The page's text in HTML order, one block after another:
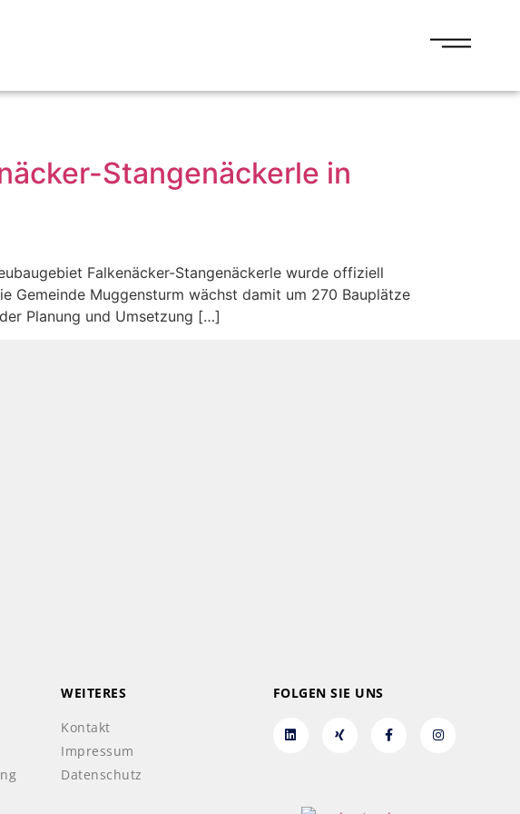
Stangenäckerle in
Falkenäcker-Stangenäckerle wurde offiziell
Gemeinde Muggensturm wächst damit um 270 Bauplätze
Planung und Umsetzung […]
WEITERES
Kontakt
Impressum
Datenschutz
FOLGEN SIE UNS